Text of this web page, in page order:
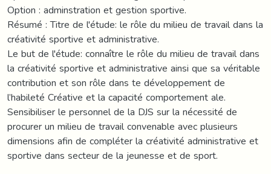
Option : adminstration et gestion sportive.
Résumé : Titre de l'étude: le rôle du milieu de travail dans la
créativité sportive et administrative.
Le but de l'étude: connaître le rôle du milieu de travail dans
la créativité sportive et administrative ainsi que sa véritable
contribution et son rôle dans te développement de
l’habileté Créative et la capacité comportement ale.
Sensibiliser le personnel de la DJS sur la nécessité de
procurer un milieu de travail convenable avec plusieurs
dimensions afin de compléter la créativité administrative et
sportive dans secteur de la jeunesse et de sport.